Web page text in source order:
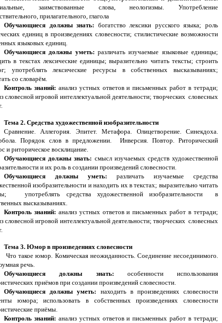
заимствованные слова, неологизмы. Употребление
прилагательного, глагола
Обучающиеся должны знать: богатство лексики русского языка; роль
единиц в произведениях словесности; стилистические возможности
языковых единиц.
Обучающиеся должны уметь: различать изучаемые языковые единицы;
в текстах лексические единицы; выразительно читать тексты; строить
употреблять лексические ресурсы в собственных высказываниях;
со словарём.
Контроль знаний: анализ устных ответов и письменных работ в тетради;
словесной игровой интеллектуальной деятельности; творческих словесных
Тема 2. Средства художественной изобразительности
Сравнение. Аллегория. Эпитет. Метафора. Олицетворение. Синекдоха.
Порядок слов в предложении. Инверсия. Повтор. Риторический
и риторическое восклицание.
Обучающиеся должны знать: смысл изучаемых средств художественной
и их роль в создании произведений словесности.
Обучающиеся должны уметь: различать изучаемые средства
изобразительности и находить их в текстах; выразительно читать
употреблять средства художественной изобразительности в
высказываниях.
Контроль знаний: анализ устных ответов и письменных работ в тетради;
словесной игровой интеллектуальной деятельности; творческих словесных
Тема 3. Юмор в произведениях словесности
Что такое юмор. Комическая неожиданность. Соединение несоединимого.
речь.
Обучающиеся должны знать: особенности использования
приёмов при создании произведений словесности.
Обучающиеся должны уметь: находить в произведениях словесности
юмора; использовать в собственных произведениях словесности
приёмы.
Контроль знаний: анализ устных ответов и письменных работ в тетради;